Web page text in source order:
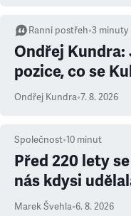
Ranní postřeh•3 minuty
Ondřej Kundra:
pozice, co se
Ondřej Kundra•7. 8. 2026
Společnost•10 minut
Před 220 lety
nás kdysi
Marek Švehla•6. 8. 2026